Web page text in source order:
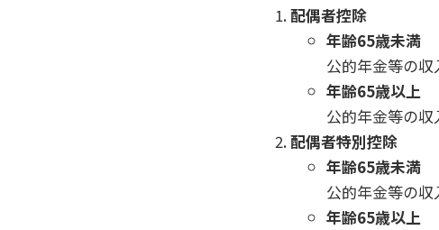
配偶者控除
年齢65歳未満
公的年金等の収
年齢65歳以上
公的年金等の収
配偶者特別控除
年齢65歳未満
公的年金等の収
年齢65歳以上